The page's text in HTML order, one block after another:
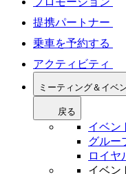
提携パートナー
乗車を予約する
アクティビティ
ミーティング＆イベ
戻る
イベン
グルー
ロイヤ
イベン